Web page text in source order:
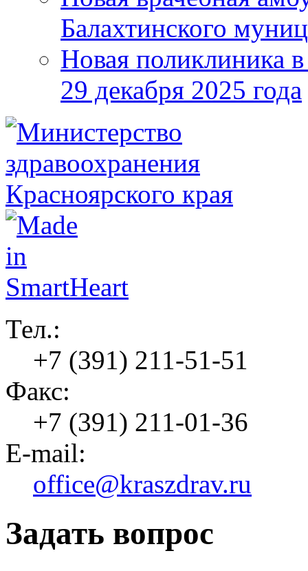
Балахтинского
Новая поликлиника
29 декабря 2025 года
Тел.:
+7 (391) 211-51-51
Факс:
+7 (391) 211-01-36
E-mail:
office@kraszdrav.ru
Задать вопрос